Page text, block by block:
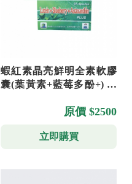
蝦紅素晶亮鮮明全素軟膠
囊(葉黃素+藍莓多酚+) 多
原價 $2500
立即購買